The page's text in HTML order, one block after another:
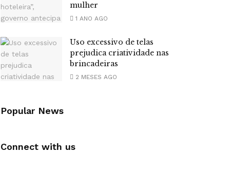
mulher
1 ANO AGO
Uso excessivo de telas
prejudica criatividade nas
brincadeiras
2 MESES AGO
Popular News
Connect with us